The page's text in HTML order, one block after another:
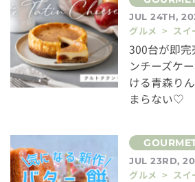
JUL 24TH,
グルメ > スイ
300台が即
ンチーズケ
ける青森り
まらない♡
JUL 23RD,
グルメ > スイ